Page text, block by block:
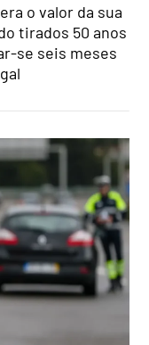
o valor da sua
tirados 50 anos
se seis meses